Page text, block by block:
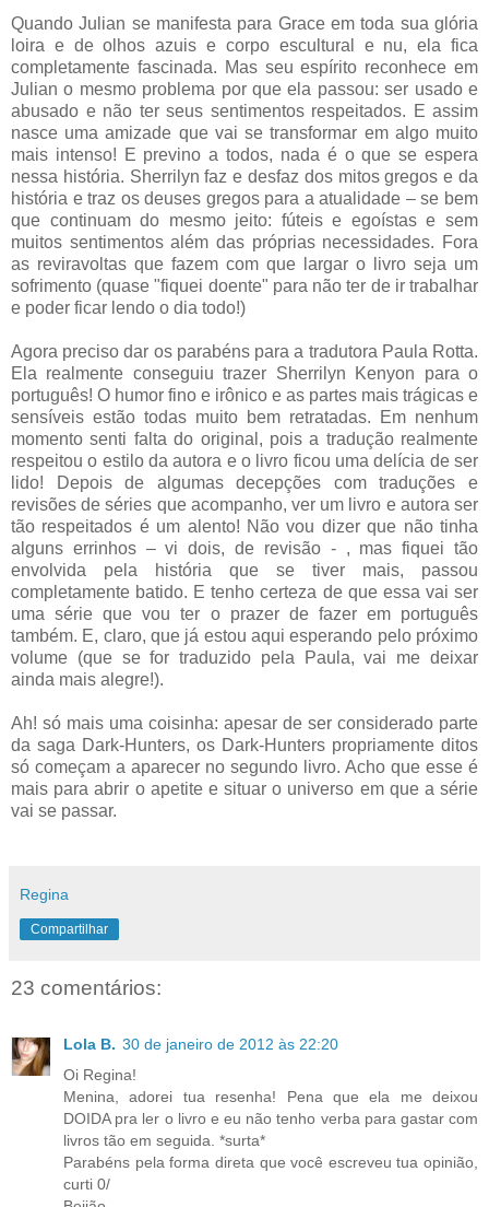
Quando Julian se manifesta para Grace em toda sua glória
loira e de olhos azuis e corpo escultural e nu, ela fica
completamente fascinada. Mas seu espírito reconhece em
Julian o mesmo problema por que ela passou: ser usado e
abusado e não ter seus sentimentos respeitados. E assim
nasce uma amizade que vai se transformar em algo muito
mais intenso! E previno a todos, nada é o que se espera
nessa história. Sherrilyn faz e desfaz dos mitos gregos e da
história e traz os deuses gregos para a atualidade – se bem
que continuam do mesmo jeito: fúteis e egoístas e sem
muitos sentimentos além das próprias necessidades. Fora
as reviravoltas que fazem com que largar o livro seja um
sofrimento (quase "fiquei doente" para não ter de ir trabalhar
e poder ficar lendo o dia todo!)
Agora preciso dar os parabéns para a tradutora Paula Rotta.
Ela realmente conseguiu trazer Sherrilyn Kenyon para o
português! O humor fino e irônico e as partes mais trágicas e
sensíveis estão todas muito bem retratadas. Em nenhum
momento senti falta do original, pois a tradução realmente
respeitou o estilo da autora e o livro ficou uma delícia de ser
lido! Depois de algumas decepções com traduções e
revisões de séries que acompanho, ver um livro e autora ser
tão respeitados é um alento! Não vou dizer que não tinha
alguns errinhos – vi dois, de revisão - , mas fiquei tão
envolvida pela história que se tiver mais, passou
completamente batido. E tenho certeza de que essa vai ser
uma série que vou ter o prazer de fazer em português
também. E, claro, que já estou aqui esperando pelo próximo
volume (que se for traduzido pela Paula, vai me deixar
ainda mais alegre!).
Ah! só mais uma coisinha: apesar de ser considerado parte
da saga Dark-Hunters, os Dark-Hunters propriamente ditos
só começam a aparecer no segundo livro. Acho que esse é
mais para abrir o apetite e situar o universo em que a série
vai se passar.
Regina
Compartilhar
23 comentários:
Lola B. 30 de janeiro de 2012 às 22:20
Oi Regina!
Menina, adorei tua resenha! Pena que ela me deixou
DOIDA pra ler o livro e eu não tenho verba para gastar com
livros tão em seguida. *surta*
Parabéns pela forma direta que você escreveu tua opinião,
curti 0/